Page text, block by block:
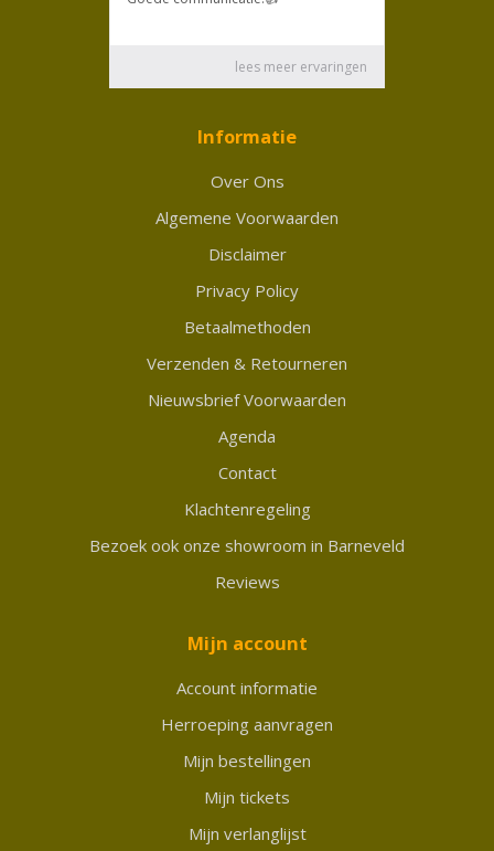
Informatie
Over Ons
Algemene Voorwaarden
Disclaimer
Privacy Policy
Betaalmethoden
Verzenden & Retourneren
Nieuwsbrief Voorwaarden
Agenda
Contact
Klachtenregeling
Bezoek ook onze showroom in Barneveld
Reviews
Mijn account
Account informatie
Herroeping aanvragen
Mijn bestellingen
Mijn tickets
Mijn verlanglijst